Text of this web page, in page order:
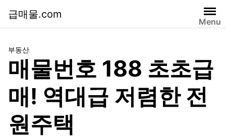
급매물.com
Menu
부동산
매물번호 188 초초급
매! 역대급 저렴한 전
원주택